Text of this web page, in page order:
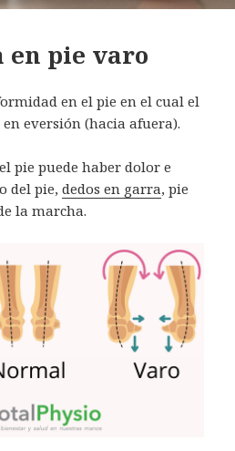
en pie varo
en el pie en el cual el
eversión (hacia afuera).
pie puede haber dolor e
del pie,dedos en garra, pie
la marcha.